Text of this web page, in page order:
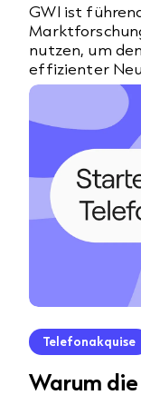
GWI ist
nutzen, um
effizienter
Telefonakquise
Warum